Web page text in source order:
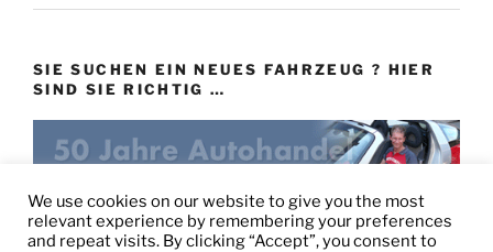
SIE SUCHEN EIN NEUES FAHRZEUG ? HIER
SIND SIE RICHTIG …
eu-autovertrieb.de
We use cookies on our website to give you the most
relevant experience by remembering your preferences
and repeat visits. By clicking “Accept”, you consent to